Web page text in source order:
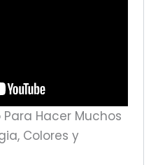
Hacer Muchos
Colores y